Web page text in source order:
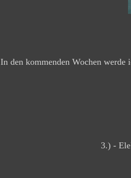
In den kommenden Wochen
3.) -